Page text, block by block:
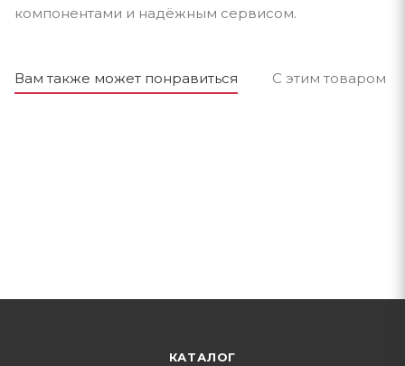
компонентами и надёжным сервисом.
Вам также может понравиться С этим товаром
КАТАЛОГ